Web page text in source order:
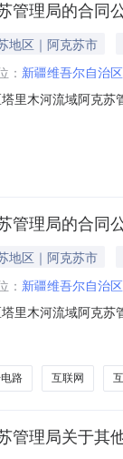
管理局的合同
地区｜阿克苏市
： 新疆维吾尔自治
里木河流域阿克
、信息化集
管理局的合同
地区｜阿克苏市
： 新疆维吾尔自治
里木河流域阿克
服务要求或
路 互联网
管理局关于其